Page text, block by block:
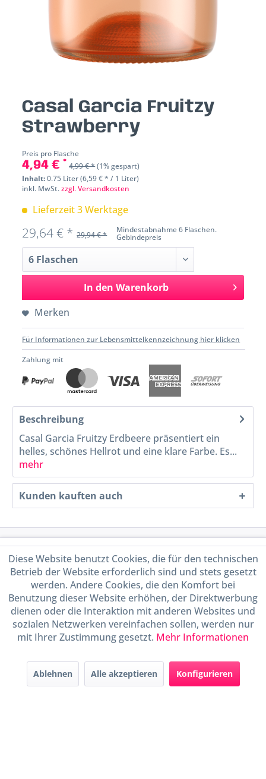
Casal Garcia Fruitzy
Strawberry
Preis pro Flasche
4,94 € * 4,99 € *(1% gespart)
Inhalt:0.75 Liter (6,59 € * / 1 Liter)
inkl. MwSt.zzgl. Versandkosten
Lieferzeit 3 Werktage
Mindestabnahme 6 Flaschen.
Gebindepreis
29,64 € * 29,94 € *
In den Warenkorb
Merken
Für Informationen zur Lebensmittelkennzeichnung hier klicken
Zahlung mit
Beschreibung
Casal Garcia Fruitzy Erdbeere präsentiert ein
helles, schönes Hellrot und eine klare Farbe. Es...
mehr
Kunden kauften auch
Service Hotline
Shop Service
Informationen
Handel mit BIO-Weinen
durch DE-ÖKO-009
Diese Website benutzt Cookies, die für den technischen
Betrieb der Website erforderlich sind und stets gesetzt
werden. Andere Cookies, die den Komfort bei
Benutzung dieser Website erhöhen, der Direktwerbung
dienen oder die Interaktion mit anderen Websites und
sozialen Netzwerken vereinfachen sollen, werden nur
mit Ihrer Zustimmung gesetzt. Mehr Informationen
Ablehnen Alle akzeptieren Konfigurieren